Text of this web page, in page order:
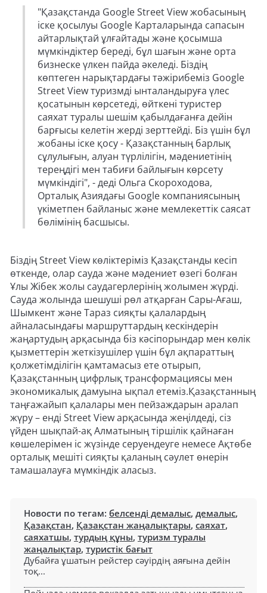
"Қазақстанда Google Street View жобасының
іске қосылуы Google Карталарында сапасын
айтарлықтай ұлғайтады және қосымша
мүмкіндіктер береді, бұл шағын және орта
бизнеске үлкен пайда әкеледі. Біздің
көптеген нарықтардағы тәжірибеміз Google
Street View туризмді ынталандыруға үлес
қосатынын көрсетеді, өйткені туристер
саяхат туралы шешім қабылдағанға дейін
барғысы келетін жерді зерттейді. Біз үшін бұл
жобаны іске қосу - Қазақстанның барлық
сұлулығын, алуан түрлілігін, мәдениетінің
тереңдігі мен табиғи байлығын көрсету
мүмкіндігі", - деді Ольга Скороходова,
Орталық Азиядағы Google компаниясының
үкіметпен байланыс және мемлекеттік саясат
бөлімінің басшысы.
Біздің Street View көліктеріміз Қазақстанды кесіп
өткенде, олар сауда және мәдениет өзегі болған
Ұлы Жібек жолы саудагерлерінің жолымен жүрді.
Сауда жолында шешуші рөл атқарған Сары-Ағаш,
Шымкент және Тараз сияқты қалалардың
айналасындағы маршруттардың кескіндерін
жаңартудың арқасында біз кәсіпорындар мен көлік
қызметтерін жеткізушілер үшін бұл ақпараттың
қолжетімділігін қамтамасыз ете отырып,
Қазақстанның цифрлық трансформациясы мен
экономикалық дамуына ықпал етеміз.Қазақстанның
таңғажайып қалалары мен пейзаждарын аралап
жүру – енді Street View арқасында жеңілдеді, сіз
үйден шықпай-ақ Алматының тіршілік қайнаған
көшелерімен іс жүзінде серуендеуге немесе Ақтөбе
орталық мешіті сияқты қаланың сәулет өнерін
тамашалауға мүмкіндік аласыз.
Новости по тегам: белсенді демалыс, демалыс,
Қазақстан, Қазақстан жаңалықтары, саяхат,
саяхатшы, турдың құны, туризм туралы
жаңалықтар, туристік бағыт
Дубайға ұшатын рейстер сәуірдің аяғына дейін
тоқ...